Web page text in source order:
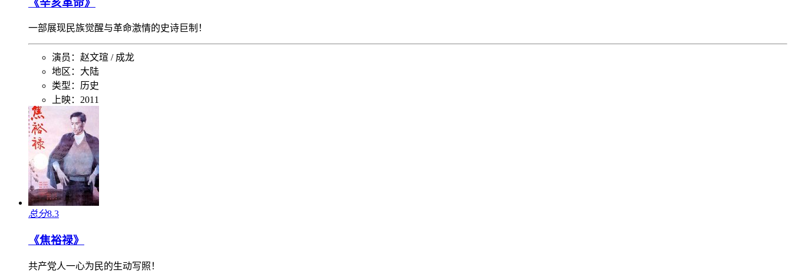
《辛亥革命》
一部展现民族觉醒与革命激情的史诗巨制！
演员： 赵文瑄 / 成龙
地区： 大陆
类型： 历史
上映： 2011
总分8.3
《焦裕禄》
共产党人一心为民的生动写照！